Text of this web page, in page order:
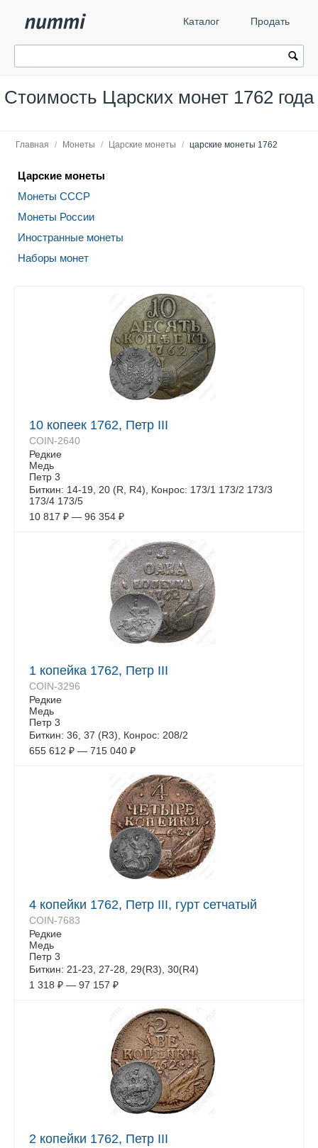
Каталог Продать
Стоимость Царских монет 1762 года
Главная / Монеты / Царские монеты / царские монеты 1762
Царские монеты
Монеты СССР
Монеты России
Иностранные монеты
Наборы монет
10 копеек 1762, Петр III
COIN-2640
Редкие
Медь
Петр 3
Биткин: 14-19, 20 (R, R4), Конрос: 173/1 173/2 173/3
173/4 173/5
10 817 ₽ — 96 354 ₽
1 копейка 1762, Петр III
COIN-3296
Редкие
Медь
Петр 3
Биткин: 36, 37 (R3), Конрос: 208/2
655 612 ₽ — 715 040 ₽
4 копейки 1762, Петр III, гурт сетчатый
COIN-7683
Редкие
Медь
Петр 3
Биткин: 21-23, 27-28, 29(R3), 30(R4)
1 318 ₽ — 97 157 ₽
2 копейки 1762, Петр III